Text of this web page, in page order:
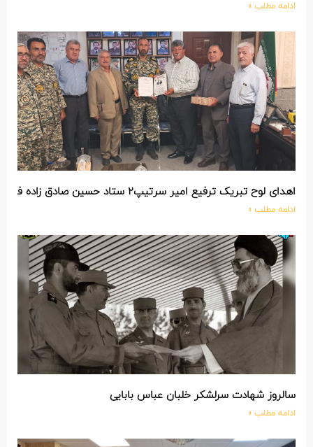
ادامه مطلب »
اهدای لوح تبریک ترفیع امیر سرتیپ۲ ستاد حسین صادق زاده فرمانده تیپ ۲۵ واکنش سریع شهید آبگون نزاجا مستقر در تبریز
ادامه مطلب »
سالروز شهادت سرلشکر خلبان عباس بابایی
ادامه مطلب »